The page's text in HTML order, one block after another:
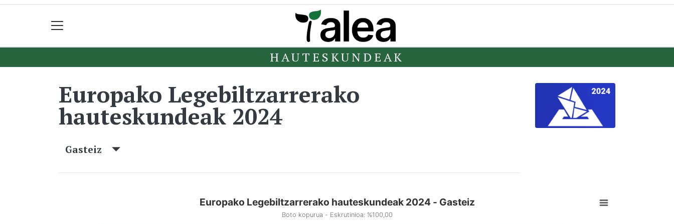
HAUTESKUNDEAK
Europako Legebiltzarrerako
hauteskundeak 2024
Gasteiz
Europako Legebiltzarrerako hauteskundeak 2024 - Gasteiz
Boto kopurua - Eskrutinioa: %100,00